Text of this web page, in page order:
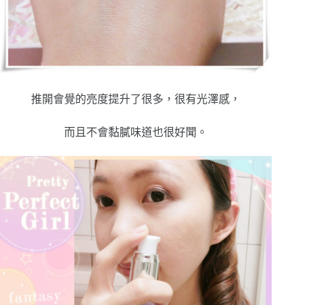
推開會覺的亮度提升了很多，很有光澤感，
而且不會黏膩味道也很好聞。